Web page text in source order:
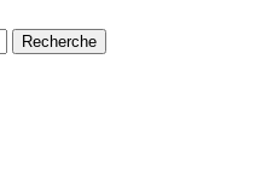
Recherche